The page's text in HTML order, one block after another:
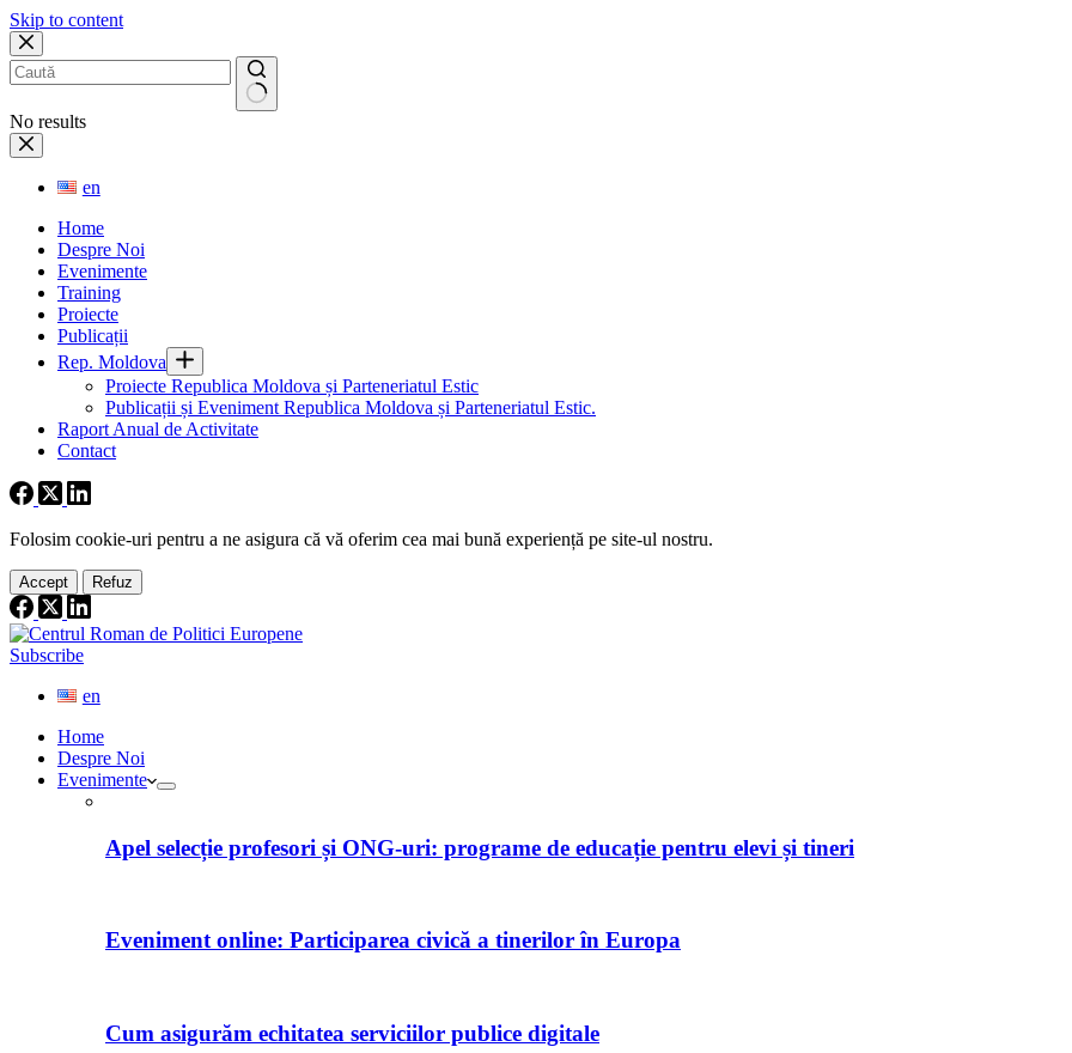
Skip to content
No results
en
Home
Despre Noi
Evenimente
Training
Proiecte
Publicații
Rep. Moldova
Proiecte Republica Moldova și Parteneriatul Estic
Publicații și Eveniment Republica Moldova și Parteneriatul Estic.
Raport Anual de Activitate
Contact
Folosim cookie-uri pentru a ne asigura că vă oferim cea mai bună experiență pe site-ul nostru.
Accept Refuz
Subscribe
en
Home
Despre Noi
Evenimente
Apel selecție profesori și ONG-uri: programe de educație pentru elevi și tineri
Eveniment online: Participarea civică a tinerilor în Europa
Cum asigurăm echitatea serviciilor publice digitale